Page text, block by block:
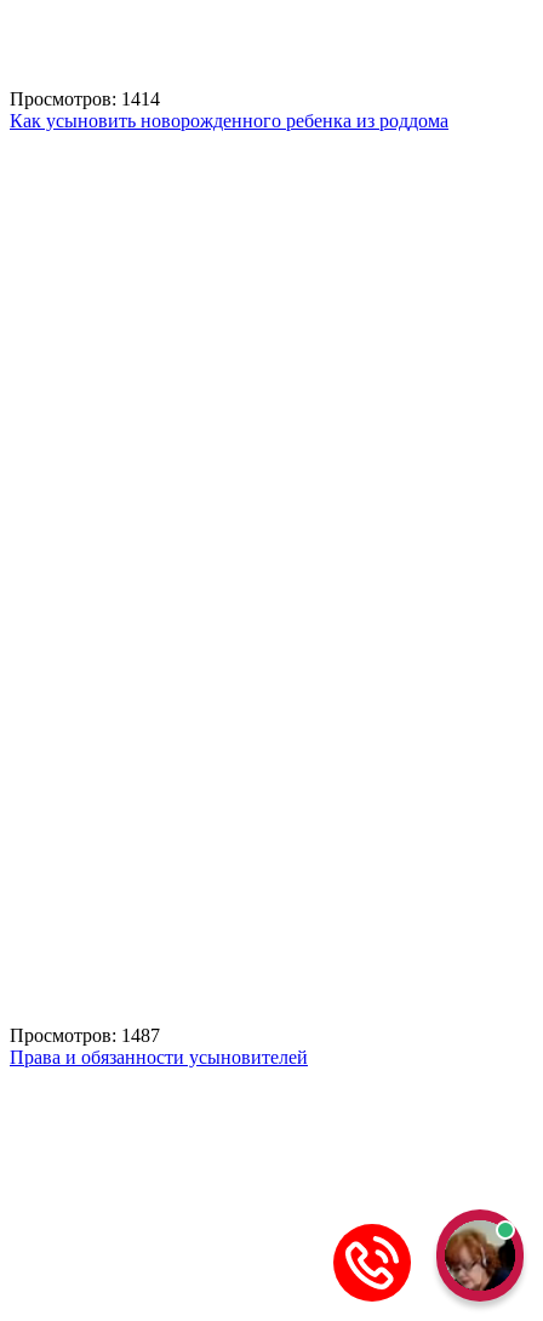
Просмотров: 1414
Как усыновить новорожденного ребенка из роддома
Просмотров: 1487
Права и обязанности усыновителей